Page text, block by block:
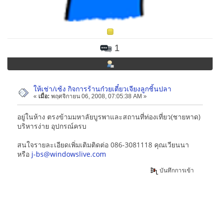
1
ให้เช่า/เซ้ง กิจการร้านก๋วยเตี๋ยวเจียงลูกชิ้นปลา
« เมื่อ: พฤศจิกายน 06, 2008, 07:05:38 AM »
อยู่ในห้าง ตรงข้ามมหาลัยบูรพาและสถานที่ท่องเที่ยว(ชายหาด)
บริหารง่าย อุปกรณ์ครบ
สนใจรายละเอียดเพิ่มเติมติดต่อ 086-3081118 คุณเวียนนา
หรือ j-bs@windowslive.com
บันทึกการเข้า